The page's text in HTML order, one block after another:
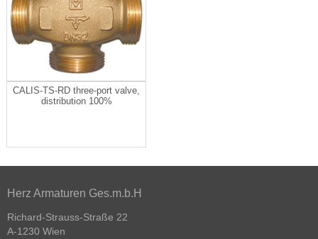
CALIS-TS-RD three-port valve,
distribution 100%
Herz Armaturen Ges.m.b.H
Richard-Strauss-Straße 22
A-1230 Wien